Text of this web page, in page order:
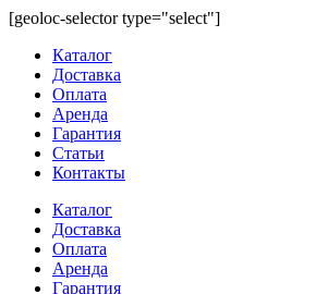
Перейти
содержимому
[geoloc-selector type="select"]
Каталог
Доставка
Оплата
Аренда
Гарантия
Статьи
Контакты
Каталог
Доставка
Оплата
Аренда
Гарантия